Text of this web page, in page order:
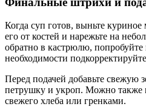
Когда суп готов, выньте куриное
его от костей и нарежьте на
обратно в кастрюлю, попробуйте
необходимости
Перед подачей добавьте свежую
петрушку и укроп. Можно также
свежего хлеба или гренками.